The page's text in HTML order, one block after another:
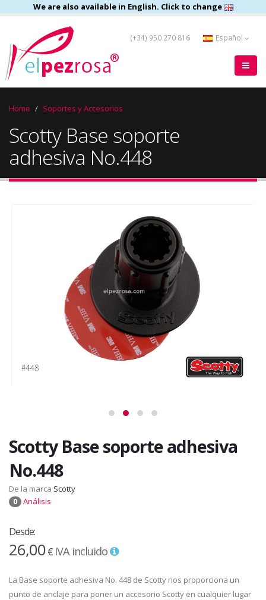
We are also available in English. Click to change
(+34) 950 270 816 Español
Home Soportes y Accesorios
Scotty Base soporte
adhesiva No.448
Scotty Base soporte adhesiva
No.448
De la marca Scotty
0 Análisis
Desde:
26,00€ IVA incluido
La Base soporte adhesiva No. 448 de Scotty nos proporciona un
punto de anclaje para poner un accesorio Scotty en cualquier lugar